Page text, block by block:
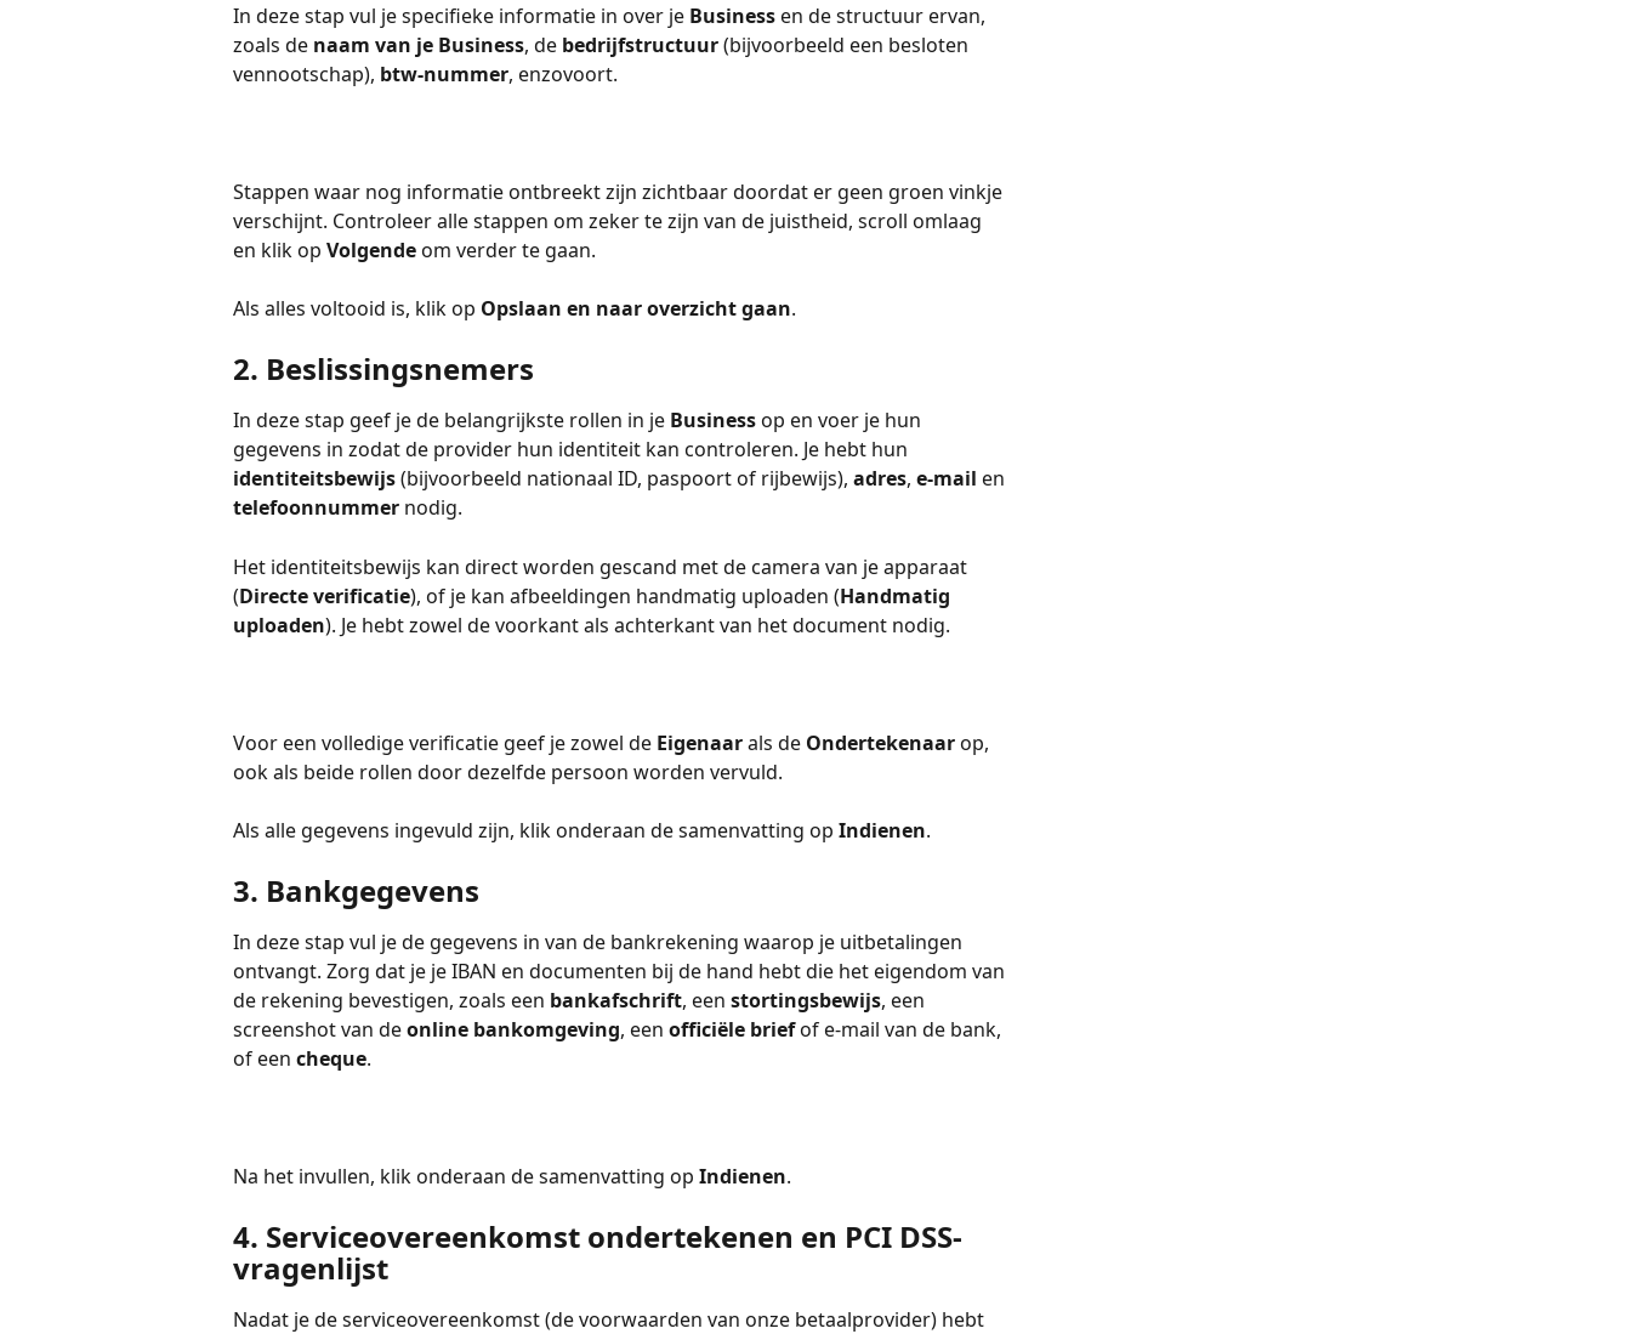
In deze stap vul je specifieke informatie in over je Business en de structuur ervan,
zoals de naam van je Business, de bedrijfstructuur (bijvoorbeeld een besloten
vennootschap), btw-nummer, enzovoort.
Stappen waar nog informatie ontbreekt zijn zichtbaar doordat er geen groen vinkje
verschijnt. Controleer alle stappen om zeker te zijn van de juistheid, scroll omlaag
en klik op Volgende om verder te gaan.
Als alles voltooid is, klik op Opslaan en naar overzicht gaan.
2. Beslissingsnemers
In deze stap geef je de belangrijkste rollen in je Business op en voer je hun
gegevens in zodat de provider hun identiteit kan controleren. Je hebt hun
identiteitsbewijs (bijvoorbeeld nationaal ID, paspoort of rijbewijs), adres, e-mail en
telefoonnummer nodig.
Het identiteitsbewijs kan direct worden gescand met de camera van je apparaat
(Directe verificatie), of je kan afbeeldingen handmatig uploaden (Handmatig
uploaden). Je hebt zowel de voorkant als achterkant van het document nodig.
Voor een volledige verificatie geef je zowel de Eigenaar als de Ondertekenaar op,
ook als beide rollen door dezelfde persoon worden vervuld.
Als alle gegevens ingevuld zijn, klik onderaan de samenvatting op Indienen.
3. Bankgegevens
In deze stap vul je de gegevens in van de bankrekening waarop je uitbetalingen
ontvangt. Zorg dat je je IBAN en documenten bij de hand hebt die het eigendom van
de rekening bevestigen, zoals een bankafschrift, een stortingsbewijs, een
screenshot van de online bankomgeving, een officiële brief of e-mail van de bank,
of een cheque.
Na het invullen, klik onderaan de samenvatting op Indienen.
4. Serviceovereenkomst ondertekenen en PCI DSS-
vragenlijst
Nadat je de serviceovereenkomst (de voorwaarden van onze betaalprovider) hebt